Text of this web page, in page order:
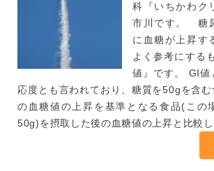
科『いちかわク
市川です。 糖
に血糖が上昇す
よく参考にする
値』です。 GI値
応度とも言われており、糖質を50gを含
の血糖値の上昇を基準となる食品(この
50g)を摂取した後の血糖値の上昇と比較し